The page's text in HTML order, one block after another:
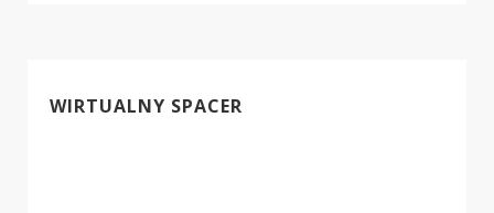
WIRTUALNY SPACER